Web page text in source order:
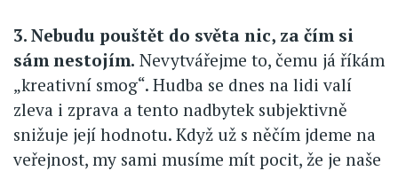
3. Nebudu pouštět do světa nic, za čím si
sám nestojím. Nevytvářejme to, čemu já říkám
„kreativní smog“. Hudba se dnes na lidi valí
zleva i zprava a tento nadbytek subjektivně
snižuje její hodnotu. Když už s něčím jdeme na
veřejnost, my sami musíme mít pocit, že je naše